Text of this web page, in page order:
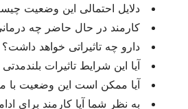
دلایل احتمالی این وضعیت
کارمند در حال حاضر چه
دارو چه تاثیراتی خواهد داشت؟
آیا این شرایط تاثیرات
آیا ممکن است این وضعیت با
به نظر شما آیا کارمند برای